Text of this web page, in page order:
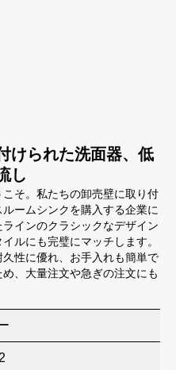
けられた洗面器、低
し
そ。私たちの卸売壁に取り付
ームシンクを購入する企業に
インのクラシックなデザイン
ルにも完璧にマッチします。
性に優れ、お手入れも簡単で
、大量注文や急ぎの注文にも